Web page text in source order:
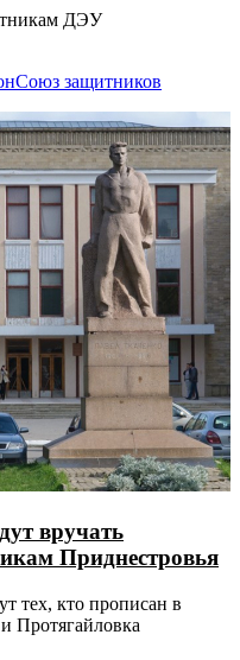
ДЭУ
Союз защитников
вручать
Приднестровья
тех, кто прописан в
Протягайловка